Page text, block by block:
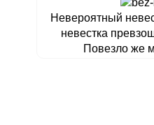
Невероятный
невестка
Повезло же